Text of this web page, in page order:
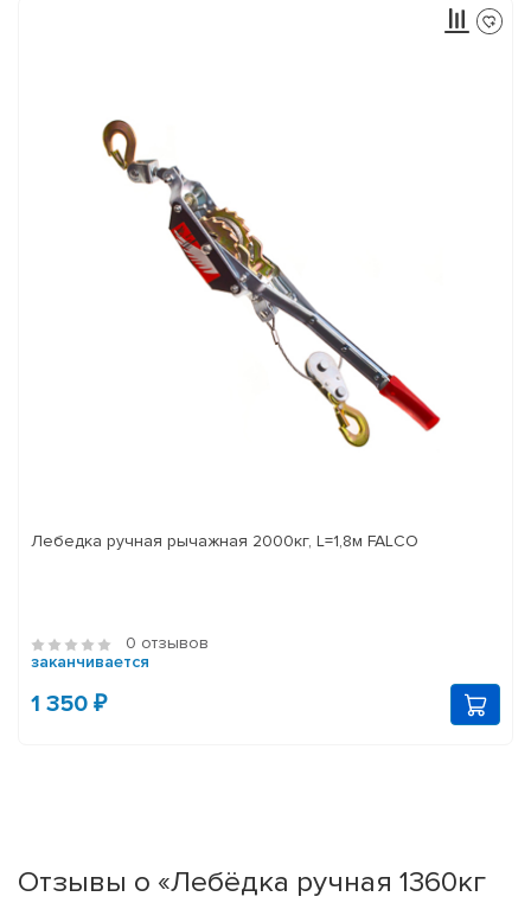
Лебедка ручная рычажная 2000кг, L=1,8м FALCO
0 отзывов
заканчивается
1 350 ₽
Отзывы о «Лебёдка ручная 1360кг